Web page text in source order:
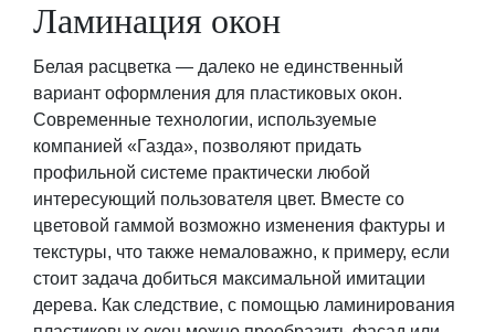
Ламинация окон
Белая расцветка — далеко не единственный
вариант оформления для пластиковых окон.
Современные технологии, используемые
компанией «Газда», позволяют придать
профильной системе практически любой
интересующий пользователя цвет. Вместе со
цветовой гаммой возможно изменения фактуры и
текстуры, что также немаловажно, к примеру, если
стоит задача добиться максимальной имитации
дерева. Как следствие, с помощью ламинирования